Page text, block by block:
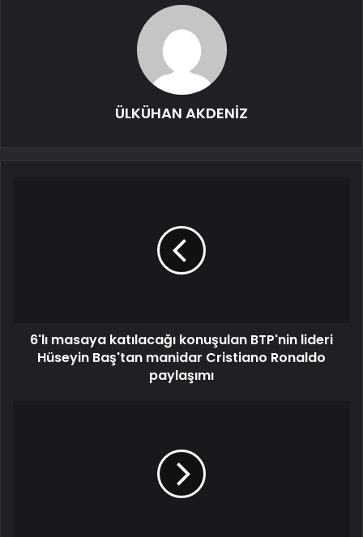
ÜLKÜHAN AKDENİZ
6'lı masaya katılacağı konuşulan BTP'nin lideri
Hüseyin Baş'tan manidar Cristiano Ronaldo
paylaşımı